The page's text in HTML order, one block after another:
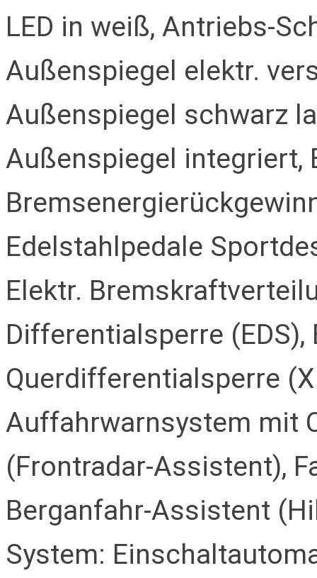
LED in weiß, Antriebs-
Außenspiegel elektr.
Außenspiegel schwarz
Außenspiegel integriert,
Edelstahlpedale
Elektr.
Differentialsperre (EDS),
Querdifferentialsperre
Auffahrwarnsystem mit
(Frontradar-Assistent),
Berganfahr-Assistent
System: